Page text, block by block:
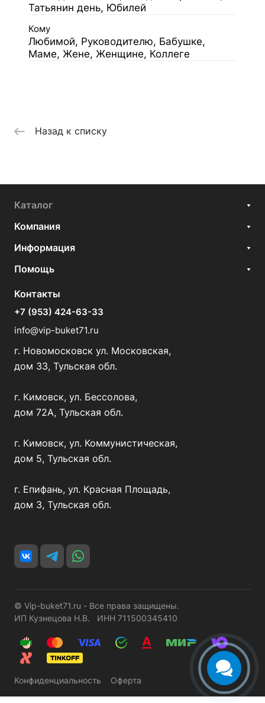
Татьянин день, Юбилей
Кому
Любимой, Руководителю, Бабушке,
Маме, Жене, Женщине, Коллеге
Назад к списку
Каталог
Компания
Информация
Помощь
Контакты
+7 (953) 424-63-33
info@vip-buket71.ru
г. Новомосковск ул. Московская,
дом 33, Тульская обл.
г. Кимовск, ул. Бессолова,
дом 72А, Тульская обл.
г. Кимовск, ул. Коммунистическая,
дом 5, Тульская обл.
г. Епифань, ул. Красная Площадь,
дом 3, Тульская обл.
© Vip-buket71.ru - Все права защищены.
ИП Кузнецова Н.В. ИНН 711500345410
Конфиденциальность Оферта